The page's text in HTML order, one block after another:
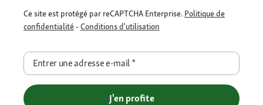
Ce site est protégé par reCAPTCHA Enterprise. Politique de
confidentialité - Conditions d'utilisation
Entrer une adresse e-mail*
J'en profite